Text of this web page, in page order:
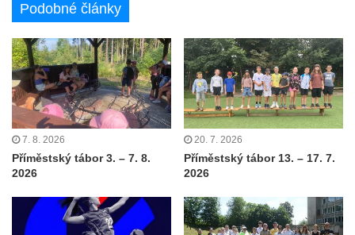
Podobné články
7. 8. 2026
Příměstský tábor 3. – 7. 8.
2026
20. 7. 2026
Příměstský tábor 13. – 17. 7.
2026